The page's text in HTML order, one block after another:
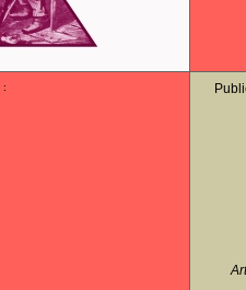
: